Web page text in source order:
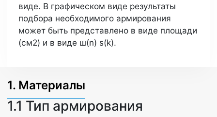
виде. В графическом виде результаты
подбора необходимого армирования
может быть представлено в виде площади
(см2) и в виде ш(n) s(k).
1. Материалы
1.1 Тип армирования